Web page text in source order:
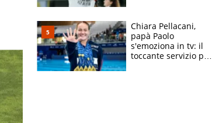
Chiara Pellacani,
papà Paolo
s'emoziona in tv: il
toccante servizio per